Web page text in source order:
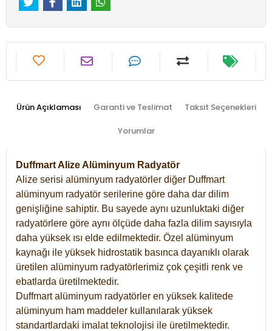
Ürün Açıklaması Garanti ve Teslimat Taksit Seçenekleri
Yorumlar
Duffmart Alize Alüminyum Radyatör
Alize serisi alüminyum radyatörler diğer Duffmart
alüminyum radyatör serilerine göre daha dar dilim
genişliğine sahiptir. Bu sayede aynı uzunluktaki diğer
radyatörlere göre aynı ölçüde daha fazla dilim sayısıyla
daha yüksek ısı elde edilmektedir. Özel alüminyum
kaynağı ile yüksek hidrostatik basınca dayanıklı olarak
üretilen alüminyum radyatörlerimiz çok çeşitli renk ve
ebatlarda üretilmektedir.
Duffmart alüminyum radyatörler en yüksek kalitede
alüminyum ham maddeler kullanılarak yüksek
standartlardaki imalat teknolojisi ile üretilmektedir.